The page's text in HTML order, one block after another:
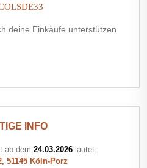
deine Einkäufe unterstützen
INFO
ab dem 24.03.2026lautet:
51145 Köln-Porz